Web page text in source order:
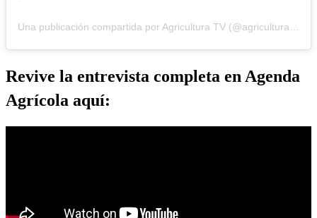
Una publicación compartida por Agricultura TV (@agricultura_tv)
Revive la entrevista completa en Agenda
Agrícola aquí: